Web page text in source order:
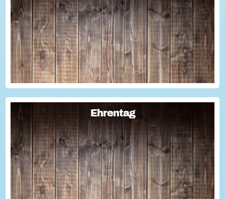
Sie haben Fragen zum Thema "Versicherung im Ehrenamt"?
Oder wollten schon immer mal lernen, wie man Engagement-
Geschichten für die Öffentlichkeitsarbeit des Vereins
nutzen kann? Dann haben wir da was!...
Ehrentag
Ehrentag
Macht den Ehrentag mit eurer Aktion zu eurem "hessischen
Ehrentag"...